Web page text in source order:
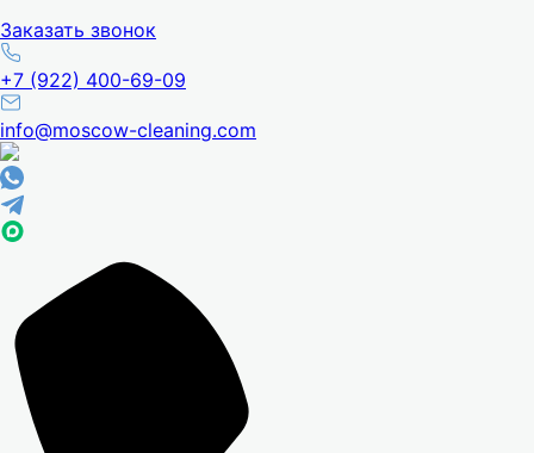
Заказать звонок
+7 (922) 400-69-09
info@moscow-cleaning.com